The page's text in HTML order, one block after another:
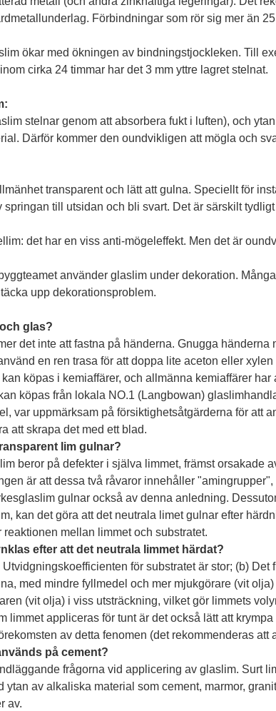
Förbindningar som rör sig mer än
ökar med ökningen av bindningstjockleken. Till
cirka 24 timmar har det 3 mm yttre lagret stelnat.
stelnar genom att absorbera fukt i luften), och
Därför kommer den oundvikligen att mögla och
transparent och lätt att gulna. Speciellt för
springan till utsidan och bli svart. Det är särskilt
det har en viss anti-mögeleffekt. Men det är
använder glaslim under dekoration.
upp dekorationsproblem.
glas?
det inte att fastna på händerna. Gnugga händerna
en ren trasa för att doppa lite aceton eller
köpas i kemiaffärer, och allmänna kemiaffärer har
köpas från lokala NO.1 (Langbowan)
var uppmärksam på försiktighetsåtgärderna för att
att skrapa det med ett blad.
lim gulnar?
beror på defekter i själva limmet, främst orsakade
är att dessa två råvaror innehåller "amingrupper",
gulnar också av denna anledning.
kan det göra att det neutrala limet gulnar efter
mellan limmet och substratet.
efter att det neutrala limmet härdat?
för substratet är stor; (b) Det
med mindre fyllmedel och mer mjukgörare (vit
(vit olja) i viss utsträckning, vilket gör limmets
limmet appliceras för tunt är det också lätt att
av detta fenomen (det rekommenderas att
på cement?
frågorna vid applicering av glaslim. Surt
ytan av alkaliska material som cement, marmor,
av.